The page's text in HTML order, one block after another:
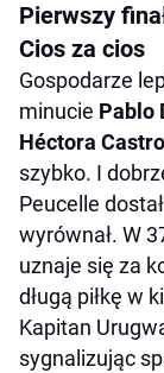
Pierwszy
Cios za cios
Gospodarze
minucie Pablo
Héctora Castro
szybko. I
Peucelle
wyrównał. W
uznaje się za
długą piłkę w
Kapitan
sygnalizując